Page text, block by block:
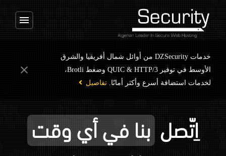
menu
close
خدمات DZSecurity من أوائل شمال أفريقيا والشرق
الأوسط في توفير QUIC & HTTP/3 وضغط Brotli،
لخدمات استضافة أسرع وأكثر أمانًا. تفاصيل
اِتّصلبنا في أي وقت